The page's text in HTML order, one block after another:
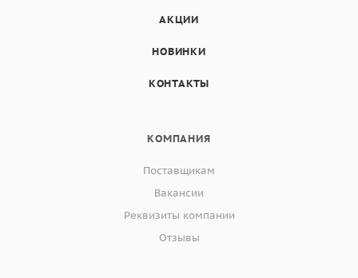
АКЦИИ
НОВИНКИ
КОНТАКТЫ
КОМПАНИЯ
Поставщикам
Вакансии
Реквизиты компании
Отзывы